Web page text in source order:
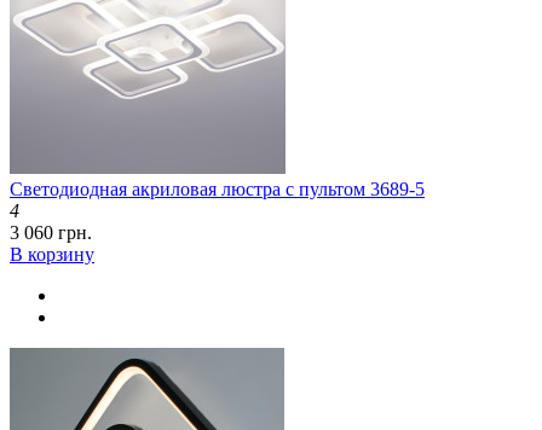
Светодиодная акриловая люстра с пультом 3689-5
4
3 060 грн.
В корзину